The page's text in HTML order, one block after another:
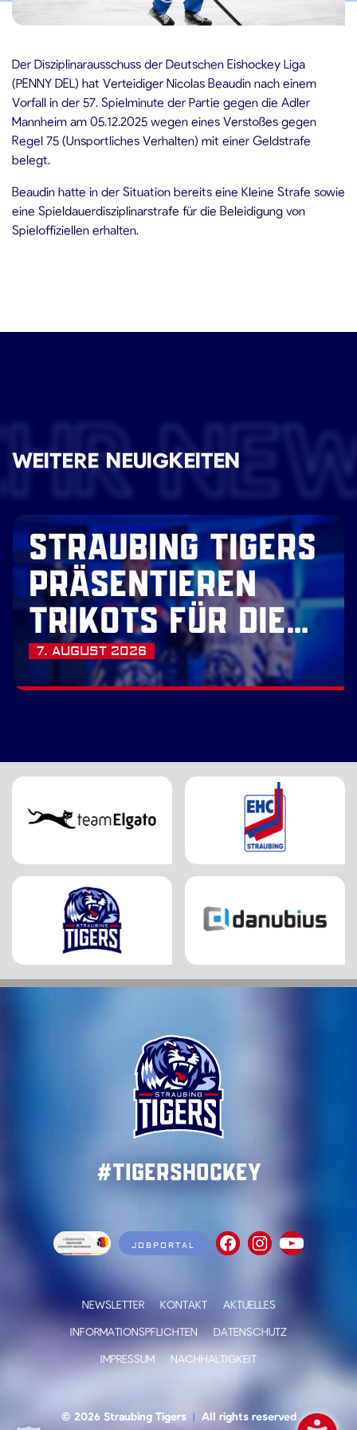
Der Disziplinarausschuss der Deutschen Eishockey Liga
(PENNY DEL) hat Verteidiger Nicolas Beaudin nach einem
Vorfall in der 57. Spielminute der Partie gegen die Adler
Mannheim am 05.12.2025 wegen eines Verstoßes gegen
Regel 75 (Unsportliches Verhalten) mit einer Geldstrafe
belegt.
Beaudin hatte in der Situation bereits eine Kleine Strafe sowie
eine Spieldauerdisziplinarstrafe für die Beleidigung von
Spieloffiziellen erhalten.
WEITERE NEUIGKEITEN
STRAUBING TIGERS
PRÄSENTIEREN
TRIKOTS FÜR DIE
SAISON 2026/27
7. AUGUST 2026
#TigersHockey
JOBPORTAL
NEWSLETTER KONTAKT
AKTUELLES
INFORMATIONSPFLICHTEN
DATENSCHUTZ
IMPRESSUM
NACHHALTIGKEIT
© 2026 Straubing Tigers | All rights reserved